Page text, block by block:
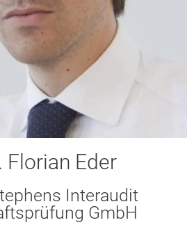
Florian Eder
Interaudit
GmbH